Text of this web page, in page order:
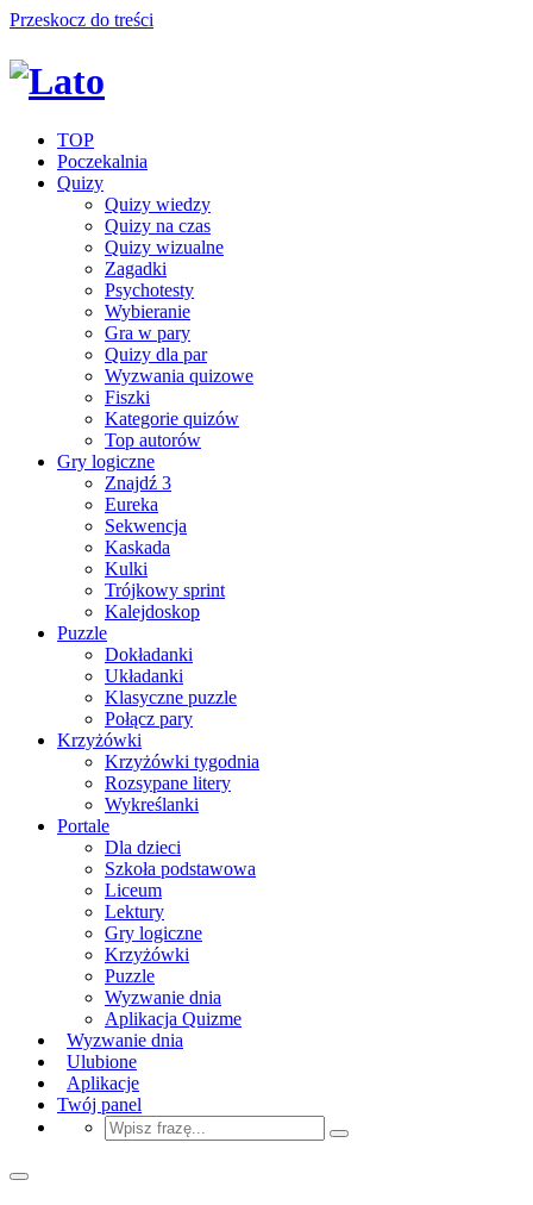
Przeskocz do treści
TOP
Poczekalnia
Quizy
Quizy wiedzy
Quizy na czas
Quizy wizualne
Zagadki
Psychotesty
Wybieranie
Gra w pary
Quizy dla par
Wyzwania quizowe
Fiszki
Kategorie quizów
Top autorów
Gry logiczne
Znajdź 3
Eureka
Sekwencja
Kaskada
Kulki
Trójkowy sprint
Kalejdoskop
Puzzle
Dokładanki
Układanki
Klasyczne puzzle
Połącz pary
Krzyżówki
Krzyżówki tygodnia
Rozsypane litery
Wykreślanki
Portale
Dla dzieci
Szkoła podstawowa
Liceum
Lektury
Gry logiczne
Krzyżówki
Puzzle
Wyzwanie dnia
Aplikacja Quizme
Wyzwanie dnia
Ulubione
Aplikacje
Twój panel